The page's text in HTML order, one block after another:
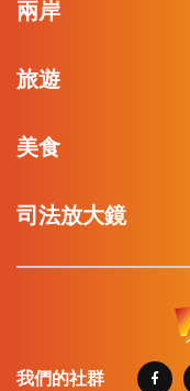
兩岸
旅遊
美食
司法放大鏡
我們的社群